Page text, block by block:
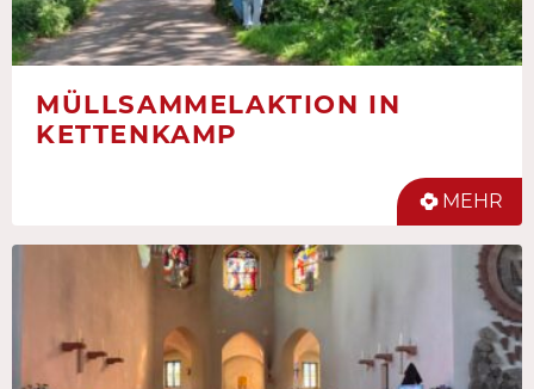
MÜLLSAMMELAKTION IN
KETTENKAMP
MEHR